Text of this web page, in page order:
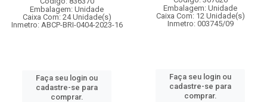
Embalagem: Unidade
Caixa Com: 24 Unidade(s)
Inmetro: ABCP-BRI-0404-2023-16
Faça seu login ou
cadastre-se para
comprar.
Embalagem: Unidade
Caixa Com: 12 Unidade(s)
Inmetro: 003745/09
Faça seu login ou
cadastre-se para
comprar.